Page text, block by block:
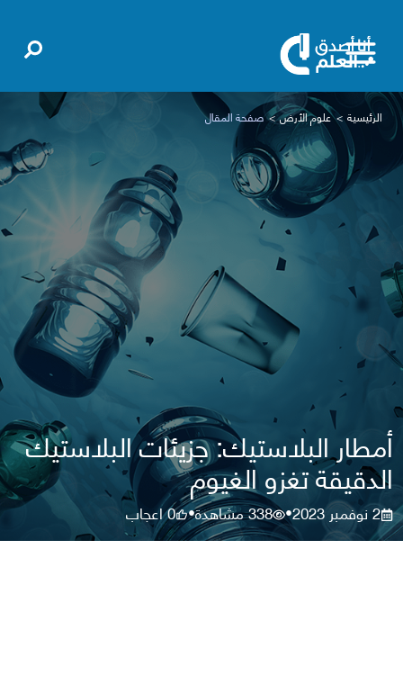
الرئيسية علوم الأرض صفحة المقال
أمطار البلاستيك: جزيئات البلاستيك
الدقيقة تغزو الغيوم
2 نوفمبر 2023 •
338مشاهدة•
0اعجاب